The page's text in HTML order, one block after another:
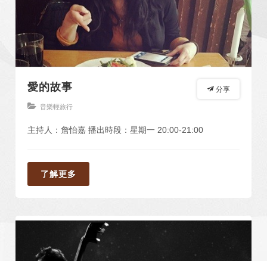
分享
愛的故事
音樂輕旅行
主持人：詹怡嘉 播出時段：星期一 20:00-21:00
了解更多